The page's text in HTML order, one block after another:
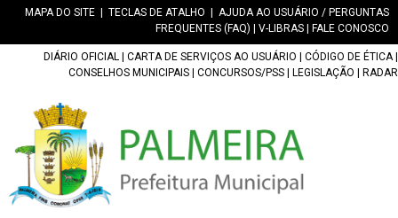
MAPA DO SITE TECLAS DE ATALHO
AJUDA AO USUÁRIO / PERGUNTAS
FREQUENTES (FAQ)
V-LIBRAS FALE CONOSCO
DIÁRIO OFICIAL CARTA DE SERVIÇOS AO USUÁRIO CÓDIGO DE ÉTICA|
CONSELHOS MUNICIPAIS
CONCURSOS/PSS LEGISLAÇÃO RADAR